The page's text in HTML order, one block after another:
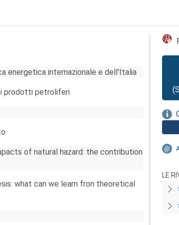
energetica internazionale e dell'Italia
prodotti petroliferi
of natural hazard: the contribution
what can we learn fron theoretical
LE